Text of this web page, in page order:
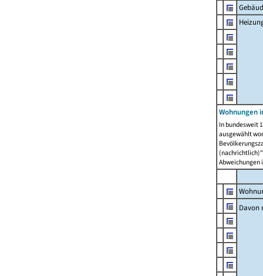
Wohnungen
In bundesweit
ausgewählt
Abweichungen
Davon